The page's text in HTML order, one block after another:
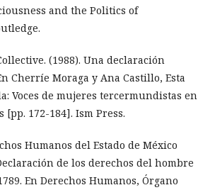
and the Politics of
(1988). Una declaración
Cherríe Moraga y Ana Castillo, Esta
Voces de mujeres tercermundistas en
[pp. 172-184]. Ism Press.
Humanos del Estado de México
de los derechos del hombre
En Derechos Humanos, Órgano